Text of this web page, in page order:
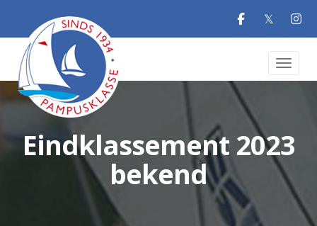
𝕏
Eindklassement 2023
bekend